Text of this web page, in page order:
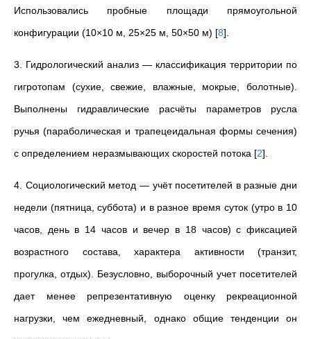
Использовались пробные площади прямоугольной
конфигурации (10×10 м, 25×25 м, 50×50 м) [8]
3. Гидрологический анализ — классификация территории по
гигротопам (сухие, свежие, влажные, мокрые, болотные).
Выполнены гидравлические расчёты параметров русла
ручья (параболическая и трапецеидальная формы сечения)
с определением неразмывающих скоростей потока [2]
4. Социологический метод — учёт посетителей в разные дни
недели (пятница, суббота) и в разное время суток (утро в 10
часов, день в 14 часов и вечер в 18 часов) с фиксацией
возрастного состава, характера активности (транзит,
прогулка, отдых). Безусловно, выборочный учет посетителей
дает менее репрезентативную оценку рекреационной
нагрузки, чем ежедневный, однако общие тенденции он